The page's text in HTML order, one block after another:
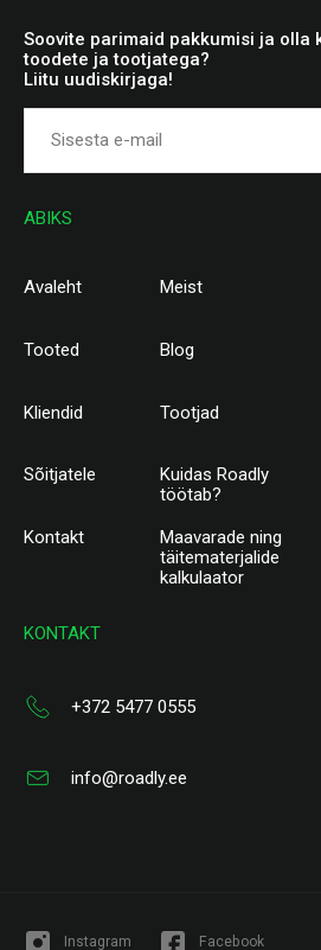
Soovite parimaid pakkumisi ja olla
toodete ja tootjatega?
Liitu uudiskirjaga!
ABIKS
Avaleht Meist
Tooted Blog
Kliendid Tootjad
Sõitjatele
Kuidas Roadly
töötab?
Kontakt
Maavarade ning
täitematerjalide
kalkulaator
KONTAKT
+372 5477 0555
info@roadly.ee
Instagram Facebook